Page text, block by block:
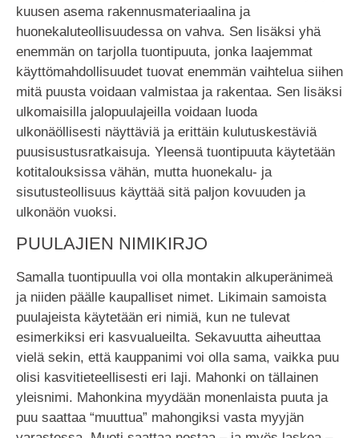
kuusen asema rakennusmateriaalina ja
huonekaluteollisuudessa on vahva. Sen lisäksi yhä
enemmän on tarjolla tuontipuuta, jonka laajemmat
käyttömahdollisuudet tuovat enemmän vaihtelua siihen
mitä puusta voidaan valmistaa ja rakentaa. Sen lisäksi
ulkomaisilla jalopuulajeilla voidaan luoda
ulkonäöllisesti näyttäviä ja erittäin kulutuskestäviä
puusisustusratkaisuja. Yleensä tuontipuuta käytetään
kotitalouksissa vähän, mutta huonekalu- ja
sisutusteollisuus käyttää sitä paljon kovuuden ja
ulkonäön vuoksi.
PUULAJIEN NIMIKIRJO
Samalla tuontipuulla voi olla montakin alkuperänimeä
ja niiden päälle kaupalliset nimet. Likimain samoista
puulajeista käytetään eri nimiä, kun ne tulevat
esimerkiksi eri kasvualueilta. Sekavuutta aiheuttaa
vielä sekin, että kauppanimi voi olla sama, vaikka puu
olisi kasvitieteellisesti eri laji. Mahonki on tällainen
yleisnimi. Mahonkina myydään monenlaista puuta ja
puu saattaa “muuttua” mahongiksi vasta myyjän